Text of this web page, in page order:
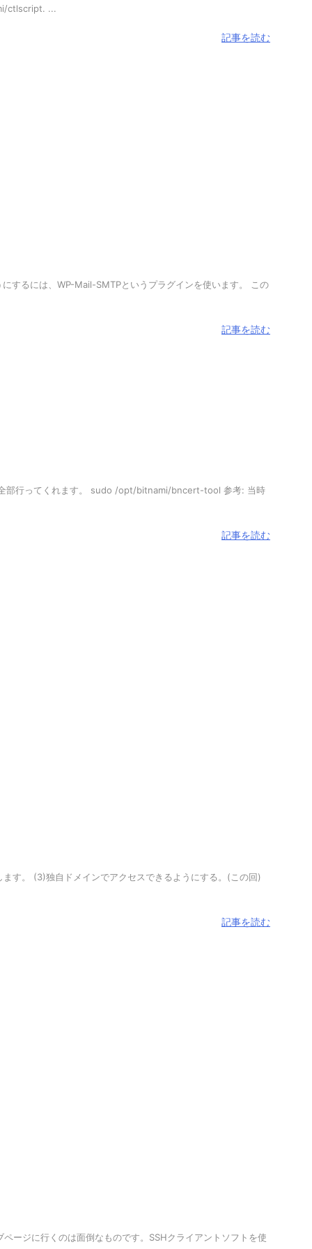
ctlscript. ...
記事を読む
するには、WP-Mail-SMTPというプラグインを使います。 この
記事を読む
全部行ってくれます。 sudo /opt/bitnami/bncert-tool 参考: 当時
記事を読む
す。 (3)独自ドメインでアクセスできるようにする。(この回)
記事を読む
ージに行くのは面倒なものです。SSHクライアントソフトを使